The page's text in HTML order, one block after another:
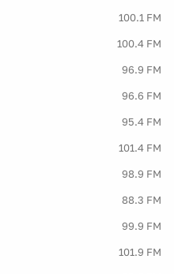
100.1 FM
100.4 FM
96.9 FM
96.6 FM
95.4 FM
101.4 FM
98.9 FM
88.3 FM
99.9 FM
101.9 FM